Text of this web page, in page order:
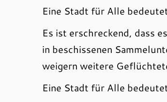
Eine Stadt für Alle
Es ist erschreckend, dass
in beschissenen
weigern weitere
Eine Stadt für Alle